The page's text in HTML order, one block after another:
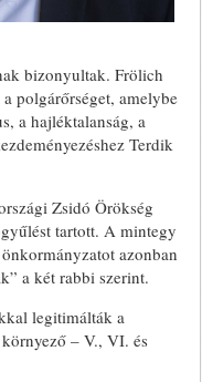
bizonyultak. Frölich
polgárőrséget, amelybe
a hajléktalanság, a
Terdik
Zsidó Örökség
tartott. A mintegy
azonban
a két rabbi szerint.
legitimálták a
– V., VI. és